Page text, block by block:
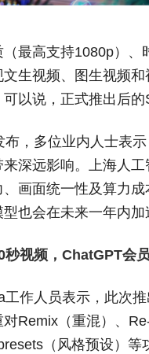
（最高支持1080p）
生视频、图生视频
以说，正式推出后
布，多位业内人士表
来深远影响。上海人
画面统一性及算力
也会在未来一年内加
秒视频，ChatGPT会
工作人员表示，此次
对Remix（重混）、
（风格预设）等